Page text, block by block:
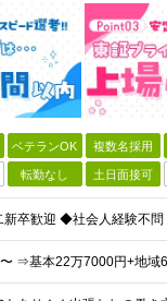
ベテランOK 複数名採用
転勤なし 土日面接可